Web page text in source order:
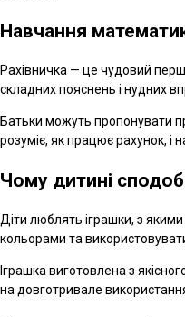
Навчання
Рахівничка — це чудовий
складних пояснень і нудних
Батьки можуть пропонувати
розуміє, як працює рахунок, і
Чому дитині
Діти люблять іграшки, з
кольорами та
Іграшка виготовлена з
на довготривале